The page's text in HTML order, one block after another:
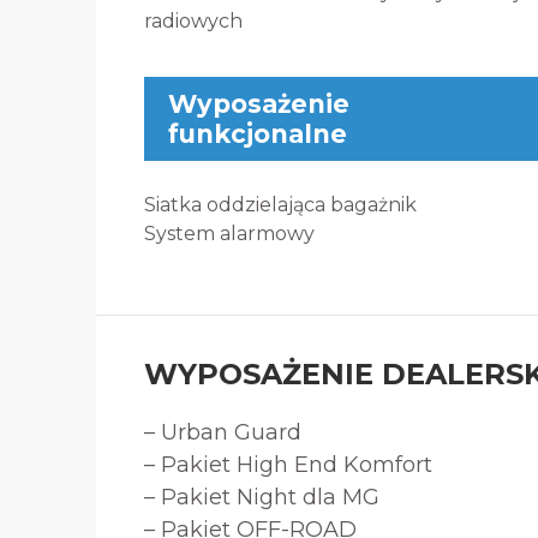
radiowych
Wyposażenie
funkcjonalne
Siatka oddzielająca bagażnik
System alarmowy
WYPOSAŻENIE
– Urban Guard
– Pakiet High End Komfort
– Pakiet Night dla MG
– Pakiet OFF-ROAD